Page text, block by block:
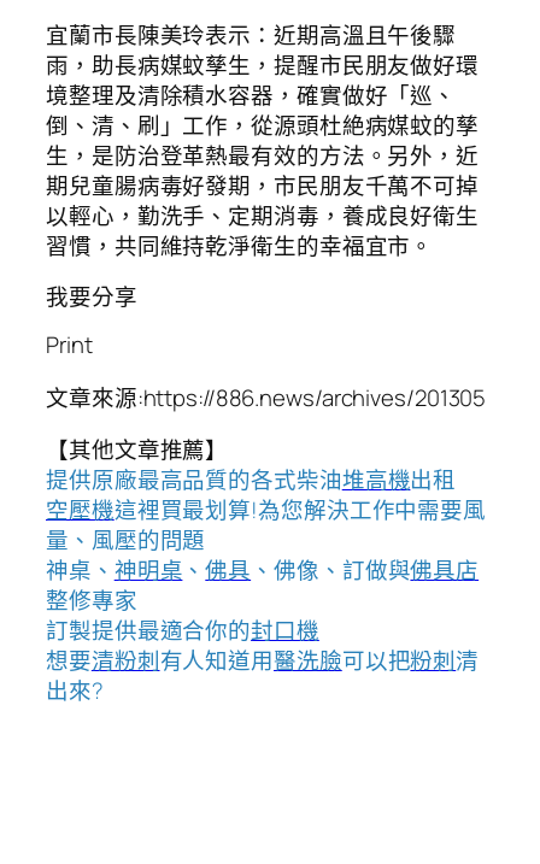
宜蘭市長陳美玲表示：近期高溫且午後驟
雨，助長病媒蚊孳生，提醒市民朋友做好環
境整理及清除積水容器，確實做好「巡、
倒、清、刷」工作，從源頭杜絶病媒蚊的孳
生，是防治登革熱最有效的方法。另外，近
期兒童腸病毒好發期，市民朋友千萬不可掉
以輕心，勤洗手、定期消毒，養成良好衛生
習慣，共同維持乾淨衛生的幸福宜市。
我要分享
Print
文章來源:https://886.news/archives/201305
【其他文章推薦】
提供原廠最高品質的各式柴油堆高機出租
空壓機這裡買最划算!為您解決工作中需要風
量、風壓的問題
神桌、 神明桌 、佛具 、佛像、訂做與佛具店
整修專家
訂製提供最適合你的封口機
想要清粉刺有人知道用醫洗臉可以把粉刺清
出來?